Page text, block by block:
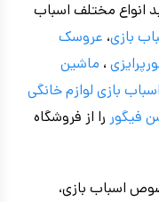
انواع مختلف اسباب
بازی، عروسک
، ماشین
اسباب بازی لوازم خانگی
فیگور را از فروشگاه
اسباب بازی،